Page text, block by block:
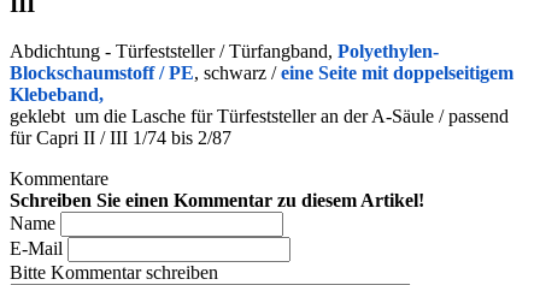
Abdichtung - Türfeststeller / Türfangband, Polyethylen-
Blockschaumstoff / PE, schwarz /eine Seite mit doppelseitigem
Klebeband,
geklebt um die Lasche für Türfeststeller an der A-Säule / passend
für Capri II / III 1/74 bis 2/87
Kommentare
Schreiben Sie einen Kommentar zu diesem Artikel!
Name
E-Mail
Bitte Kommentar schreiben